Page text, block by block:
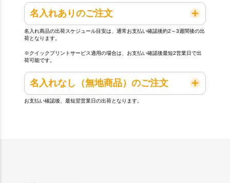
名入れありのご注文
名入れ商品の出荷スケジュール目安は、通常お支払い確認後約2～3週間後の出
荷となります。
※クイックプリントサービス適用の場合は、お支払い確認後最短2営業日で出
荷可能です。
名入れなし（無地商品）のご注文
お支払い確認後、最短翌営業日の出荷となります。